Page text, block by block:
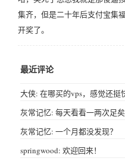
集齐，但是二十年后支付宝集
开奖了。
最近评论
大侠: 在哪买的vps，感觉还挺
灰常记忆: 每天看看一两次足矣
灰常记忆: 一个月都没发现？
springwood: 欢迎回来！